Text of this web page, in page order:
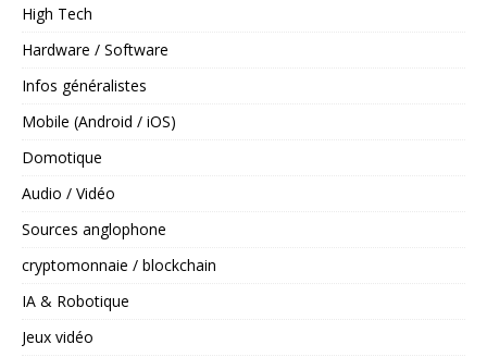
High Tech
Hardware / Software
Infos généralistes
Mobile (Android / iOS)
Domotique
Audio / Vidéo
Sources anglophone
cryptomonnaie / blockchain
IA & Robotique
Jeux vidéo